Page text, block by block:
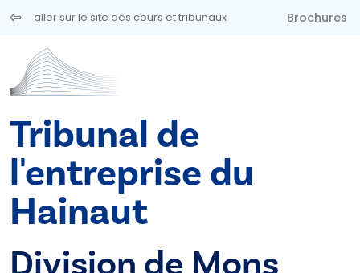
Aller au contenu principal
aller sur le site des cours et tribunaux Brochures
Tribunal de
l'entreprise du
Hainaut
Division de Mons